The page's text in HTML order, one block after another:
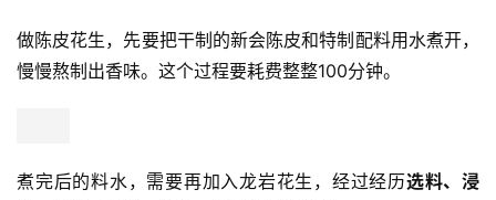
免
做陈皮花生，先要把干制的新会陈皮和特制配料用水煮开，
慢慢熬制出香味。这个过程要耗费整整100分钟。
煮完后的料水，需要再加入龙岩花生，经过经历选料、浸